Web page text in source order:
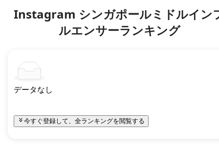
Instagram シンガポールミドルイン
ルエンサーランキング
データなし
今すぐ登録して、全ランキングを閲覧する